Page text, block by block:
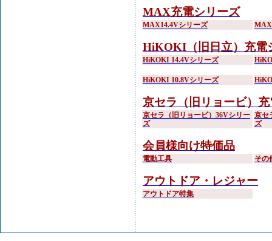
MAX充電シリーズ
MAX14.4Vシリーズ
HiKOKI（旧日立）充電
HiKOKI 14.4Vシリーズ
HiKOKI 10.8Vシリーズ
京セラ（旧リョービ）
京セラ（旧リョービ）36Vシリー
ズ
京セ
ズ
会員様向け特価品
電動工具 その
アウトドア・レジャー
アウトドア特集